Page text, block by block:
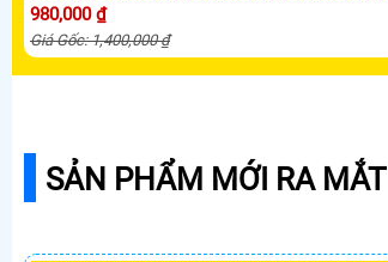
980,000 ₫
Giá Gốc: 1,400,000 ₫
SẢN PHẨM MỚI RA MẮT